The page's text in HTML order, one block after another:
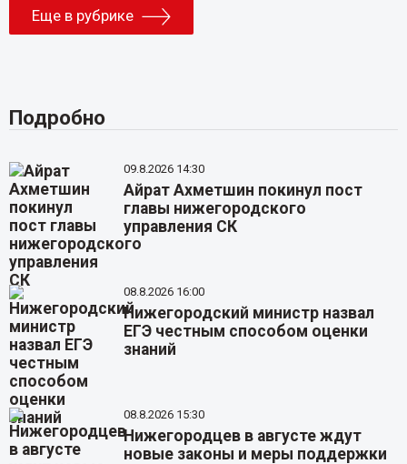
Еще в рубрике
Подробно
09.8.2026 14:30
Айрат Ахметшин покинул пост
главы нижегородского
управления СК
08.8.2026 16:00
Нижегородский министр назвал
ЕГЭ честным способом оценки
знаний
08.8.2026 15:30
Нижегородцев в августе ждут
новые законы и меры поддержки